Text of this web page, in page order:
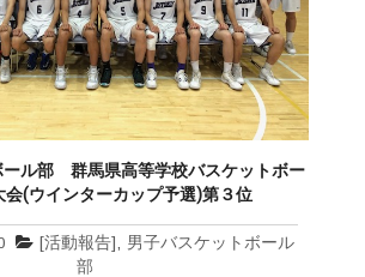
ール部 群馬県高等学校バスケットボー
会(ウインターカップ予選)第３位
[活動報告], 男子バスケットボール
部